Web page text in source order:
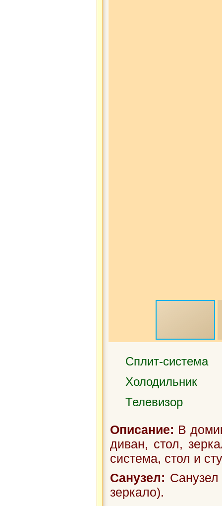
Сплит-система
Холодильник
Телевизор
Описание: В
диван, стол,
система, стол и
Санузел:
зеркало).